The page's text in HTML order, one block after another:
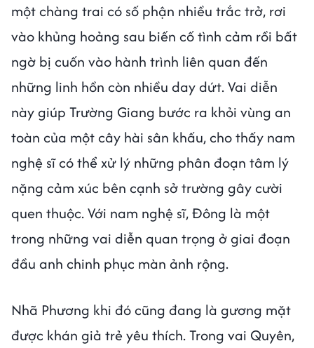
một chàng trai có số phận nhiều trắc trở, rơi
vào khủng hoảng sau biến cố tình cảm rồi bất
ngờ bị cuốn vào hành trình liên quan đến
những linh hồn còn nhiều day dứt. Vai diễn
này giúp Trường Giang bước ra khỏi vùng an
toàn của một cây hài sân khấu, cho thấy nam
nghệ sĩ có thể xử lý những phân đoạn tâm lý
nặng cảm xúc bên cạnh sở trường gây cười
quen thuộc. Với nam nghệ sĩ, Đông là một
trong những vai diễn quan trọng ở giai đoạn
đầu anh chinh phục màn ảnh rộng.
Nhã Phương khi đó cũng đang là gương mặt
được khán giả trẻ yêu thích. Trong vai Quyên,